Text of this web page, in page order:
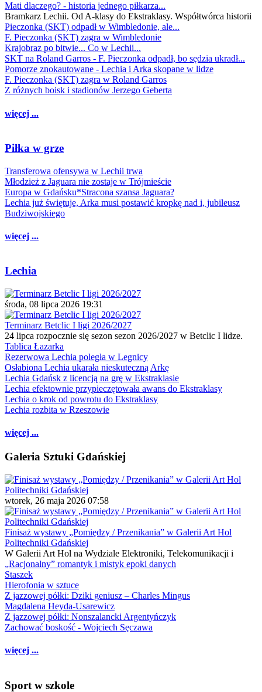
Mati dlaczego? - historia jednego piłkarza...
Bramkarz Lechii. Od A-klasy do Ekstraklasy. Współtwórca historii
Pieczonka (SKT) odpadł w Wimbledonie, ale...
F. Pieczonka (SKT) zagra w Wimbledonie
Krajobraz po bitwie... Co w Lechii...
SKT na Roland Garros - F. Pieczonka odpadł, bo sędzia ukradł...
Pomorze znokautowane - Lechia i Arka skopane w lidze
F. Pieczonka (SKT) zagra w Roland Garros
Z różnych boisk i stadionów Jerzego Geberta
więcej ...
Piłka w grze
Transferowa ofensywa w Lechii trwa
Młodzież z Jaguara nie zostaje w Trójmieście
Europa w Gdańsku*Stracona szansa Jaguara?
Lechia już świętuje, Arka musi postawić kropkę nad i, jubileusz
Budziwojskiego
więcej ...
Lechia
środa, 08 lipca 2026 19:31
Terminarz Betclic I ligi 2026/2027
24 lipca rozpocznie się sezon sezon 2026/2027 w Betclic I lidze.
Tablica Łazarka
Rezerwowa Lechia poległa w Legnicy
Osłabiona Lechia ukarała nieskuteczną Arkę
Lechia Gdańsk z licencją na grę w Ekstraklasie
Lechia efektownie przypieczętowała awans do Ekstraklasy
Lechia o krok od powrotu do Ekstraklasy
Lechia rozbita w Rzeszowie
więcej ...
Galeria Sztuki Gdańskiej
wtorek, 26 maja 2026 07:58
Finisaż wystawy „Pomiędzy / Przenikania” w Galerii Art Hol
Politechniki Gdańskiej
W Galerii Art Hol na Wydziale Elektroniki, Telekomunikacji i
„Racjonalny” romantyk i mistyk epoki danych
Staszek
Hierofonia w sztuce
Z jazzowej półki: Dziki geniusz – Charles Mingus
Magdalena Heyda-Usarewicz
Z jazzowej półki: Nonszalancki Argentyńczyk
Zachować boskość - Wojciech Sęczawa
więcej ...
Sport w szkole